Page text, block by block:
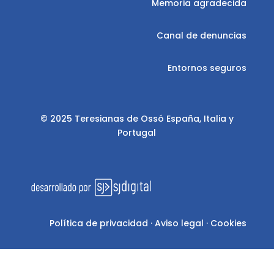
Memoria agradecida
Canal de denuncias
Entornos seguros
© 2025 Teresianas de Ossó España, Italia y
Portugal
Política de privacidad ·Aviso legal · Cookies